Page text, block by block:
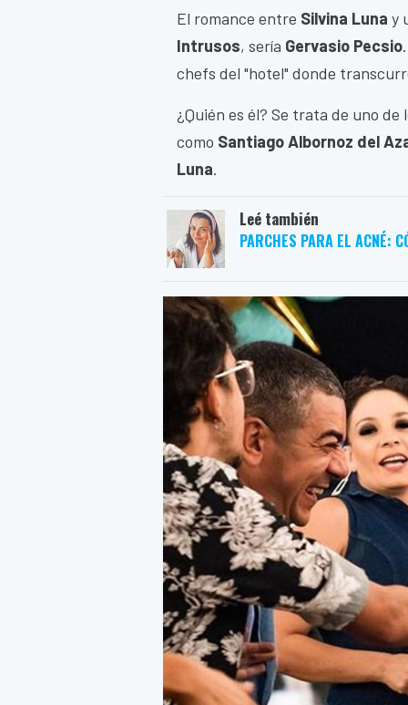
El romance entre Silvina Luna y
Intrusos, sería Gervasio Pecsio
chefs del "hotel" donde
¿Quién es él? Se trata de uno
como Santiago Albornoz del
Luna.
Leé también
PARCHES PARA EL ACNÉ: